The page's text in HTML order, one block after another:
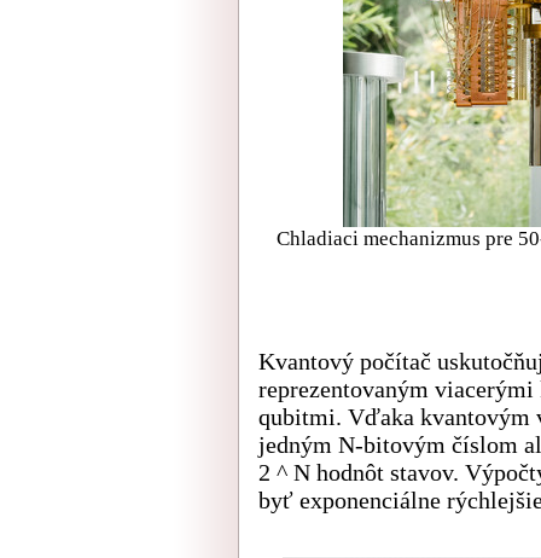
Chladiaci mechanizmus pre
Kvantový počítač
reprezentovaným
qubitmi. Vďaka kvantovým
jedným N-bitovým číslom
2 ^ N hodnôt stavov.
byť exponenciálne